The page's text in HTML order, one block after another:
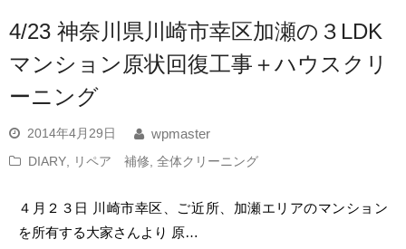
4/23 神奈川県川崎市幸区加瀬の３LDK
マンション原状回復工事＋ハウスクリ
ーニング
2014年4月29日
wpmaster
DIARY
リペア 補修 全体クリーニング
４月２３日 川崎市幸区、ご近所、加瀬エリアのマンション
を所有する大家さんより 原…